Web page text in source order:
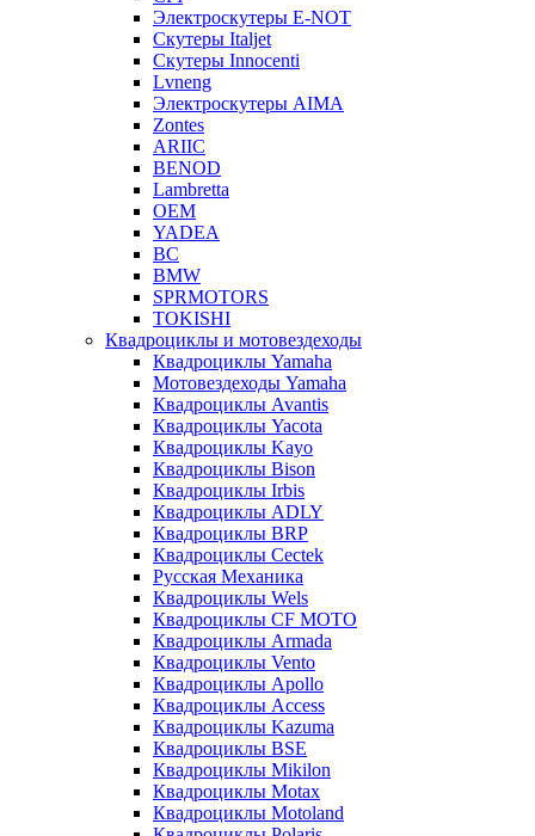
Электроскутеры E-NOT
Скутеры Italjet
Скутеры Innocenti
Lvneng
Электроскутеры AIMA
Zontes
ARIIC
BENOD
Lambretta
OEM
YADEA
BC
BMW
SPRMOTORS
TOKISHI
Квадроциклы и мотовездеходы
Квадроциклы Yamaha
Мотовездеходы Yamaha
Квадроциклы Avantis
Квадроциклы Yacota
Квадроциклы Kayo
Квадроциклы Bison
Квадроциклы Irbis
Квадроциклы ADLY
Квадроциклы BRP
Квадроциклы Cectek
Русская Механика
Квадроциклы Wels
Квадроциклы CF MOTO
Квадроциклы Armada
Квадроциклы Vento
Квадроциклы Apollo
Квадроциклы Access
Квадроциклы Kazuma
Квадроциклы BSE
Квадроциклы Mikilon
Квадроциклы Motax
Квадроциклы Motoland